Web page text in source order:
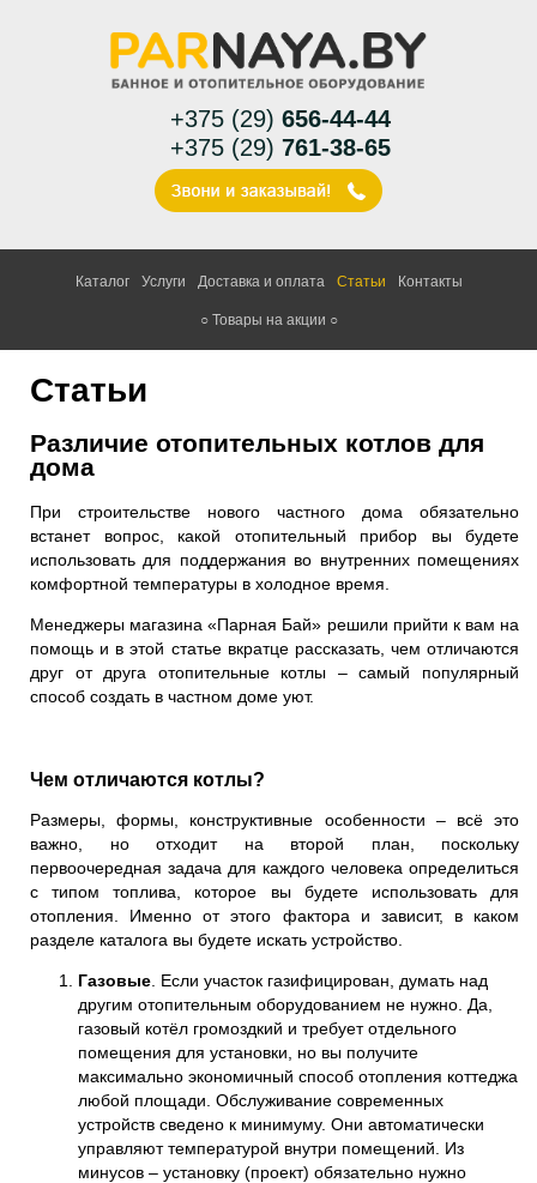
+375 (29) 656-44-44
+375 (29) 761-38-65
Каталог Услуги Доставка и оплата Статьи Контакты
○ Товары на акции ○
Статьи
Различие отопительных котлов для
дома
При строительстве нового частного дома обязательно
встанет вопрос, какой отопительный прибор вы будете
использовать для поддержания во внутренних помещениях
комфортной температуры в холодное время.
Менеджеры магазина «Парная Бай» решили прийти к вам на
помощь и в этой статье вкратце рассказать, чем отличаются
друг от друга отопительные котлы – самый популярный
способ создать в частном доме уют.
Чем отличаются котлы?
Размеры, формы, конструктивные особенности – всё это
важно, но отходит на второй план, поскольку
первоочередная задача для каждого человека определиться
с типом топлива, которое вы будете использовать для
отопления. Именно от этого фактора и зависит, в каком
разделе каталога вы будете искать устройство.
Газовые . Если участок газифицирован, думать над
другим отопительным оборудованием не нужно. Да,
газовый котёл громоздкий и требует отдельного
помещения для установки, но вы получите
максимально экономичный способ отопления коттеджа
любой площади. Обслуживание современных
устройств сведено к минимуму. Они автоматически
управляют температурой внутри помещений. Из
минусов – установку (проект) обязательно нужно